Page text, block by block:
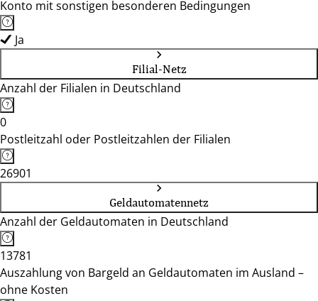
Konto mit sonstigen besonderen Bedingungen
Ja
Filial-Netz
Anzahl der Filialen in Deutschland
0
Postleitzahl oder Postleitzahlen der Filialen
26901
Geldautomatennetz
Anzahl der Geldautomaten in Deutschland
13781
Auszahlung von Bargeld an Geldautomaten im Ausland –
ohne Kosten